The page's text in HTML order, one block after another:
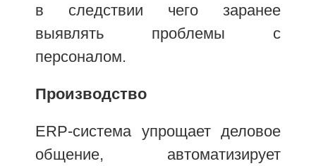
в следствии чего заранее
выявлять проблемы с
персоналом.
Производство
ERP-система упрощает деловое
общение, автоматизирует